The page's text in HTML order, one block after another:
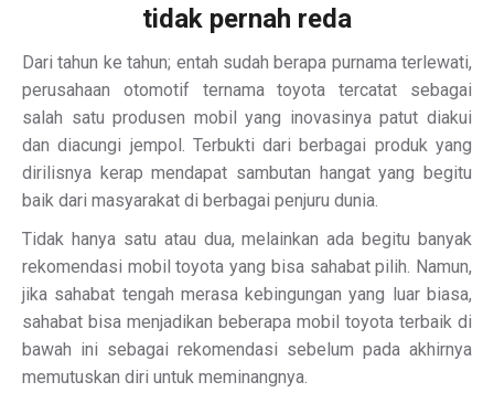
tidak pernah reda
Dari tahun ke tahun; entah sudah berapa purnama terlewati,
perusahaan otomotif ternama toyota tercatat sebagai
salah satu produsen mobil yang inovasinya patut diakui
dan diacungi jempol. Terbukti dari berbagai produk yang
dirilisnya kerap mendapat sambutan hangat yang begitu
baik dari masyarakat di berbagai penjuru dunia.
Tidak hanya satu atau dua, melainkan ada begitu banyak
rekomendasi mobil toyota yang bisa sahabat pilih. Namun,
jika sahabat tengah merasa kebingungan yang luar biasa,
sahabat bisa menjadikan beberapa mobil toyota terbaik di
bawah ini sebagai rekomendasi sebelum pada akhirnya
memutuskan diri untuk meminangnya.